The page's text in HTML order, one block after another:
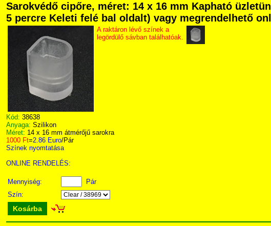
Sarokvédő cipőre, méret: 14 x 16 mm Kapható
5 percre Keleti felé bal oldalt) vagy megrendelhető
A raktáron lévő színek a
legördülő sávban találhatóak.
Kód: 38638
Anyaga: Szilikon
Méret: 14 x 16 mm átmérőjű sarokra
1000 Ft=2.86 Euro/Pár
Színek nyomtatása
ONLINE RENDELÉS:
Mennyiség:
Pár
Szín:
Kosárba